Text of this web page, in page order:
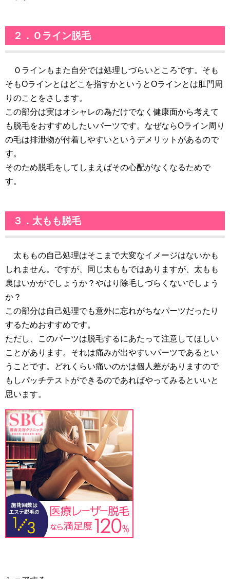
２．Ｏライン脱毛
Ｏラインもまた自分では処理しづらいところです。そも
そもOラインとはどこを指すかというとOラインとは肛門周
りのことをさします。
この部分は実はオシャレの為だけでなく健康面から考えて
も脱毛をおすすめしたいパーツです。なぜならOライン周り
の毛は排泄物が付着しやすいというデメリットがあるので
す。
そのため脱毛をしてしまえばその心配がなくなるためで
す。
３．太もも脱毛
太ももの自己処理はそこまで大変なイメージはないかも
しれません。ですが、同じ太ももではありますが、太もも
裏はいかがでしょうか？やはり除毛しづらくないでしょう
か？
この部分は自己処理でも意外に忘れがちなパーツだったり
するためおすすめです。
ただし、このパーツは脱毛するにあたって注意してほしい
ことがあります。それは痛みが出やすいパーツであるとい
うことです。どれくらい痛いのかは個人差がありますので
もしパッチテストができるのであればやってみるといいと
思います。